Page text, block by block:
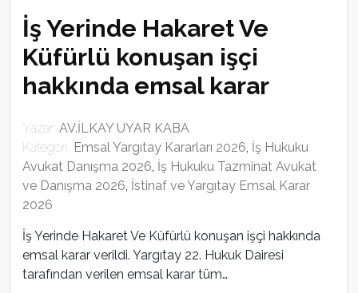
İş Yerinde Hakaret Ve
Küfürlü konuşan işçi
hakkında emsal karar
Yazar: AV.İLKAY UYAR KABA
Kategori: Emsal Yargıtay Kararları 2026, İş Hukuku
Avukat Danışma 2026, İş Hukuku Tazminat Avukat
ve Danışma 2026, İstinaf ve Yargıtay Emsal Karar
2026
İş Yerinde Hakaret Ve Küfürlü konuşan işçi hakkında
emsal karar verildi. Yargıtay 22. Hukuk Dairesi
tarafından verilen emsal karar tüm…